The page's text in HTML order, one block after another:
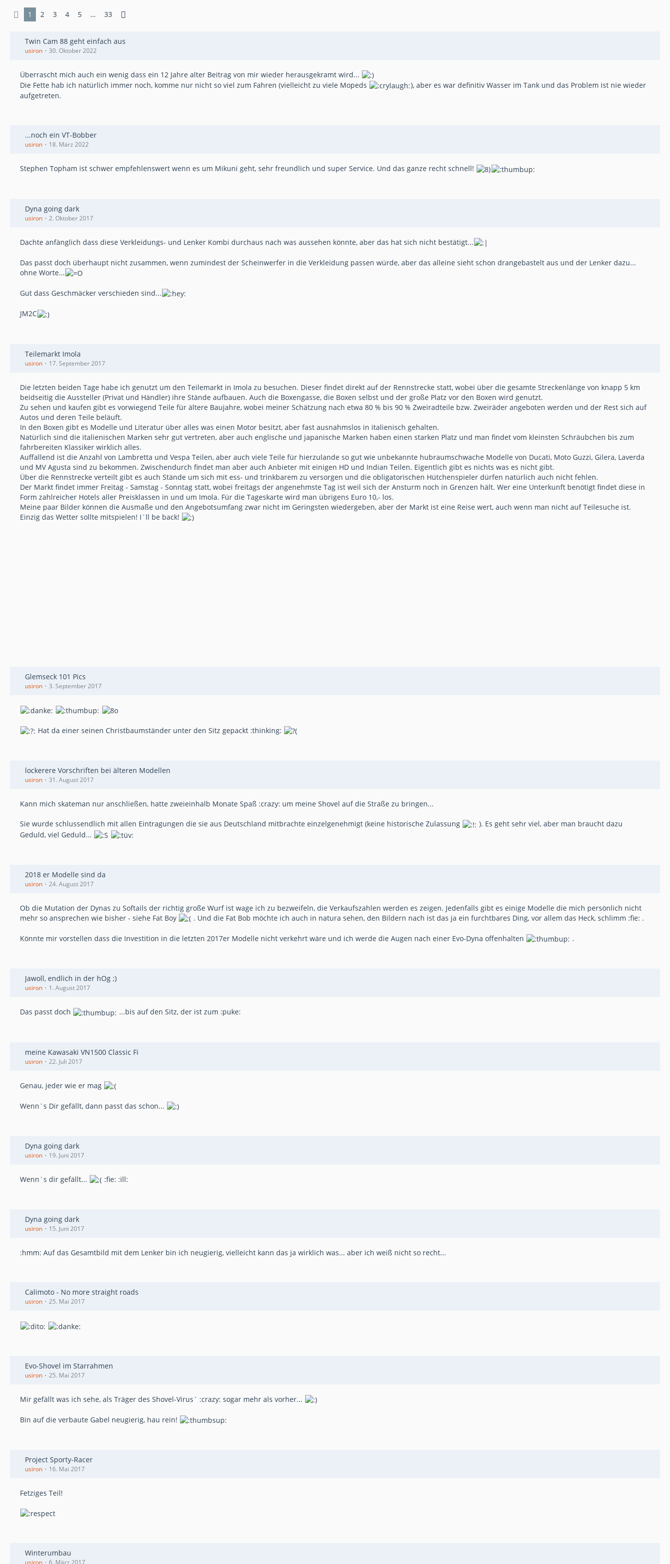
1 2 3 4 5 … 33
Twin Cam 88 geht einfach aus
usiron 30. Oktober 2022
Überrascht mich auch ein wenig dass ein 12 Jahre alter Beitrag von mir wieder herausgekramt wird...
Die Fette hab ich natürlich immer noch, komme nur nicht so viel zum Fahren (vielleicht zu viele Mopeds
), aber es war definitiv Wasser im Tank und das Problem ist nie wieder
aufgetreten.
...noch ein VT-Bobber
usiron 18. März 2022
Stephen Topham ist schwer empfehlenswert wenn es um Mikuni geht, sehr freundlich und super Service. Und das ganze recht schnell!
Dyna going dark
usiron 2. Oktober 2017
Dachte anfänglich dass diese Verkleidungs- und Lenker Kombi durchaus nach was aussehen könnte, aber das hat sich nicht bestätigt...
Das passt doch überhaupt nicht zusammen, wenn zumindest der Scheinwerfer in die Verkleidung passen würde, aber das alleine sieht schon drangebastelt aus und der Lenker dazu...
ohne Worte...
Gut dass Geschmäcker verschieden sind...
JM2C
Teilemarkt Imola
usiron 17. September 2017
Die letzten beiden Tage habe ich genutzt um den Teilemarkt in Imola zu besuchen. Dieser findet direkt auf der Rennstrecke statt, wobei über die gesamte Streckenlänge von knapp 5 km
beidseitig die Aussteller (Privat und Händler) ihre Stände aufbauen. Auch die Boxengasse, die Boxen selbst und der große Platz vor den Boxen wird genutzt.
Zu sehen und kaufen gibt es vorwiegend Teile für ältere Baujahre, wobei meiner Schätzung nach etwa 80 % bis 90 % Zweiradteile bzw. Zweiräder angeboten werden und der Rest sich auf
Autos und deren Teile beläuft.
In den Boxen gibt es Modelle und Literatur über alles was einen Motor besitzt, aber fast ausnahmslos in italienisch gehalten.
Natürlich sind die italienischen Marken sehr gut vertreten, aber auch englische und japanische Marken haben einen starken Platz und man findet vom kleinsten Schräubchen bis zum
fahrbereiten Klassiker wirklich alles.
Auffallend ist die Anzahl von Lambretta und Vespa Teilen, aber auch viele Teile für hierzulande so gut wie unbekannte hubraumschwache Modelle von Ducati, Moto Guzzi, Gilera, Laverda
und MV Agusta sind zu bekommen. Zwischendurch findet man aber auch Anbieter mit einigen HD und Indian Teilen. Eigentlich gibt es nichts was es nicht gibt.
Über die Rennstrecke verteilt gibt es auch Stände um sich mit ess- und trinkbarem zu versorgen und die obligatorischen Hütchenspieler dürfen natürlich auch nicht fehlen.
Der Markt findet immer Freitag - Samstag - Sonntag statt, wobei freitags der angenehmste Tag ist weil sich der Ansturm noch in Grenzen hält. Wer eine Unterkunft benötigt findet diese in
Form zahlreicher Hotels aller Preisklassen in und um Imola. Für die Tageskarte wird man übrigens Euro 10,- los.
Meine paar Bilder können die Ausmaße und den Angebotsumfang zwar nicht im Geringsten wiedergeben, aber der Markt ist eine Reise wert, auch wenn man nicht auf Teilesuche ist.
Einzig das Wetter sollte mitspielen! I`ll be back!
Glemseck 101 Pics
usiron 3. September 2017
Hat da einer seinen Christbaumständer unter den Sitz gepackt :thinking:
lockerere Vorschriften bei älteren Modellen
usiron 31. August 2017
Kann mich skateman nur anschließen, hatte zweieinhalb Monate Spaß :crazy: um meine Shovel auf die Straße zu bringen...
Sie wurde schlussendlich mit allen Eintragungen die sie aus Deutschland mitbrachte einzelgenehmigt (keine historische Zulassung
). Es geht sehr viel, aber man braucht dazu
Geduld, viel Geduld...
2018 er Modelle sind da
usiron 24. August 2017
Ob die Mutation der Dynas zu Softails der richtig große Wurf ist wage ich zu bezweifeln, die Verkaufszahlen werden es zeigen. Jedenfalls gibt es einige Modelle die mich persönlich nicht
mehr so ansprechen wie bisher - siehe Fat Boy
. Und die Fat Bob möchte ich auch in natura sehen, den Bildern nach ist das ja ein furchtbares Ding, vor allem das Heck, schlimm :fie: .
Könnte mir vorstellen dass die Investition in die letzten 2017er Modelle nicht verkehrt wäre und ich werde die Augen nach einer Evo-Dyna offenhalten .
Jawoll, endlich in der hOg ;)
usiron 1. August 2017
Das passt doch ...bis auf den Sitz, der ist zum :puke:
meine Kawasaki VN1500 Classic Fi
usiron 22. Juli 2017
Genau, jeder wie er mag
Wenn`s Dir gefällt, dann passt das schon...
Dyna going dark
usiron 19. Juni 2017
Wenn`s dir gefällt... :fie: :ill:
Dyna going dark
usiron 15. Juni 2017
:hmm: Auf das Gesamtbild mit dem Lenker bin ich neugierig, vielleicht kann das ja wirklich was... aber ich weiß nicht so recht...
Calimoto - No more straight roads
usiron 25. Mai 2017
Evo-Shovel im Starrahmen
usiron 25. Mai 2017
Mir gefällt was ich sehe, als Träger des Shovel-Virus` :crazy: sogar mehr als vorher...
Bin auf die verbaute Gabel neugierig, hau rein!
Project Sporty-Racer
usiron 16. Mai 2017
Fetziges Teil!
Winterumbau